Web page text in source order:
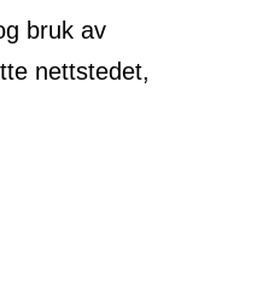
bruk av
nettstedet,